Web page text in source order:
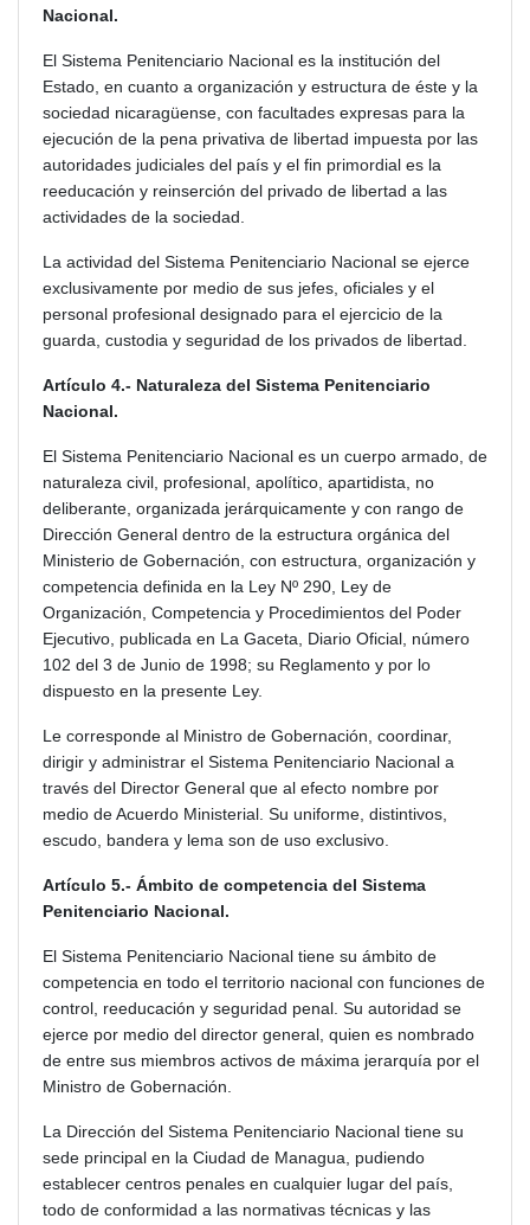
Nacional.
El Sistema Penitenciario Nacional es la institución del
Estado, en cuanto a organización y estructura de éste y la
sociedad nicaragüense, con facultades expresas para la
ejecución de la pena privativa de libertad impuesta por las
autoridades judiciales del país y el fin primordial es la
reeducación y reinserción del privado de libertad a las
actividades de la sociedad.
La actividad del Sistema Penitenciario Nacional se ejerce
exclusivamente por medio de sus jefes, oficiales y el
personal profesional designado para el ejercicio de la
guarda, custodia y seguridad de los privados de libertad.
Artículo 4.- Naturaleza del Sistema Penitenciario
Nacional.
El Sistema Penitenciario Nacional es un cuerpo armado, de
naturaleza civil, profesional, apolítico, apartidista, no
deliberante, organizada jerárquicamente y con rango de
Dirección General dentro de la estructura orgánica del
Ministerio de Gobernación, con estructura, organización y
competencia definida en la Ley Nº 290, Ley de
Organización, Competencia y Procedimientos del Poder
Ejecutivo, publicada en La Gaceta, Diario Oficial, número
102 del 3 de Junio de 1998; su Reglamento y por lo
dispuesto en la presente Ley.
Le corresponde al Ministro de Gobernación, coordinar,
dirigir y administrar el Sistema Penitenciario Nacional a
través del Director General que al efecto nombre por
medio de Acuerdo Ministerial. Su uniforme, distintivos,
escudo, bandera y lema son de uso exclusivo.
Artículo 5.- Ámbito de competencia del Sistema
Penitenciario Nacional.
El Sistema Penitenciario Nacional tiene su ámbito de
competencia en todo el territorio nacional con funciones de
control, reeducación y seguridad penal. Su autoridad se
ejerce por medio del director general, quien es nombrado
de entre sus miembros activos de máxima jerarquía por el
Ministro de Gobernación.
La Dirección del Sistema Penitenciario Nacional tiene su
sede principal en la Ciudad de Managua, pudiendo
establecer centros penales en cualquier lugar del país,
todo de conformidad a las normativas técnicas y las